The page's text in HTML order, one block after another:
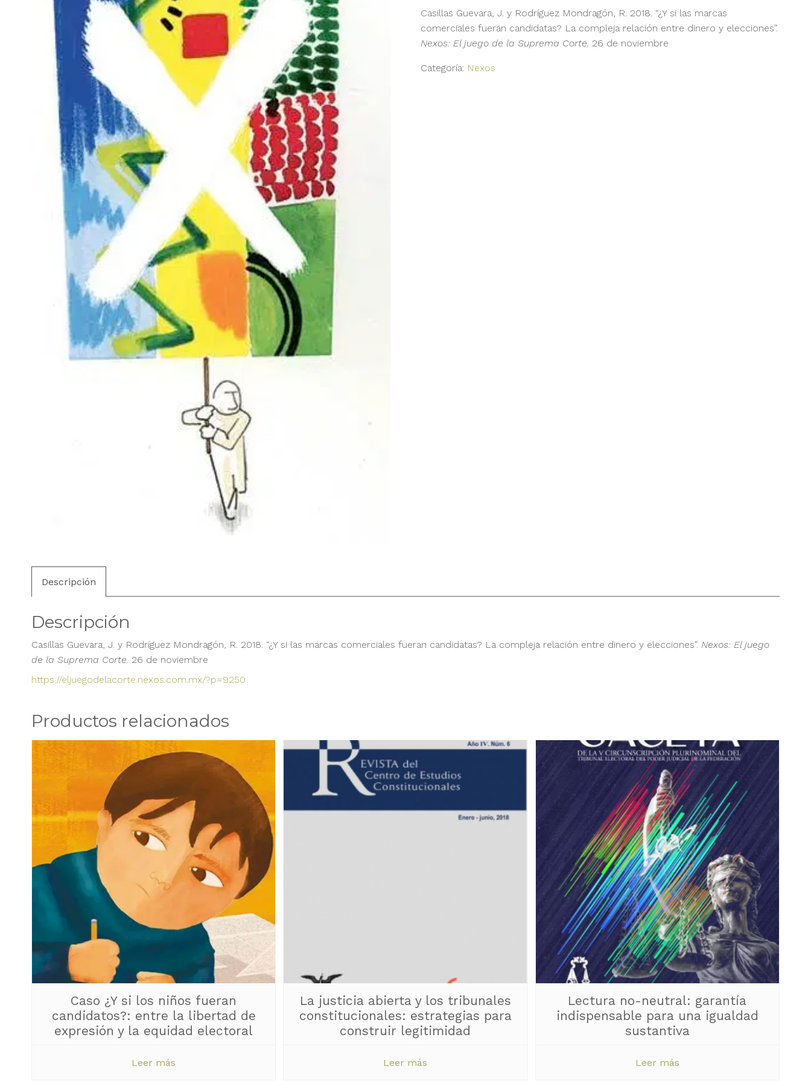
Casillas Guevara, J. y Rodríguez Mondragón, R. 2018. “¿Y si las marcas
comerciales fueran candidatas? La compleja relación entre dinero y elecciones”.
Nexos: El juego de la Suprema Corte. 26 de noviembre
Categoría: Nexos
Descripción
Descripción
Casillas Guevara, J. y Rodríguez Mondragón, R. 2018. “¿Y si las marcas comerciales fueran candidatas? La compleja relación entre dinero y elecciones”. Nexos: El juego
de la Suprema Corte. 26 de noviembre
https://eljuegodelacorte.nexos.com.mx/?p=9250
Productos relacionados
Caso ¿Y si los niños fueran
candidatos?: entre la libertad de
expresión y la equidad electoral
Leer más
La justicia abierta y los tribunales
constitucionales: estrategias para
construir legitimidad
Leer más
Lectura no-neutral: garantía
indispensable para una igualdad
sustantiva
Leer más